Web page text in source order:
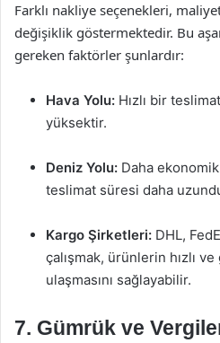
Farklı nakliye seçenekleri,
değişiklik göstermektedir. Bu
gereken faktörler şunlardır:
Hava Yolu: Hızlı bir
yüksektir.
Deniz Yolu: Daha
teslimat süresi daha
Kargo Şirketleri: DHL,
çalışmak, ürünlerin hızlı
ulaşmasını sağlayabilir.
7. Gümrük ve